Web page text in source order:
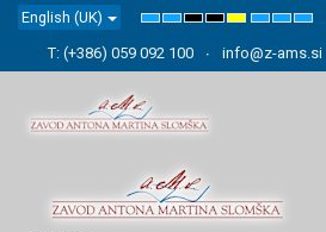
English (UK)
Default
NightHigh
Black
High
Black
Yellow
High
Yellow
Black
Set
Font
Set
Font
Set
Font
T: (+386) 059 092 100 info@z-ams.si